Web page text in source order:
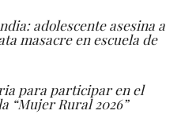
adolescente asesina a
masacre en escuela de
para participar en el
“Mujer Rural 2026”